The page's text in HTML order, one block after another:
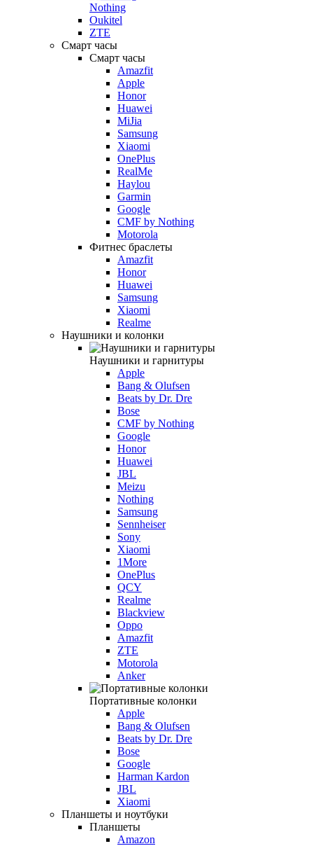
Nothing
Oukitel
ZTE
Смарт часы
Смарт часы
Amazfit
Apple
Honor
Huawei
MiJia
Samsung
Xiaomi
OnePlus
RealMe
Haylou
Garmin
Google
CMF by Nothing
Motorola
Фитнес браслеты
Amazfit
Honor
Huawei
Samsung
Xiaomi
Realme
Наушники и колонки
Наушники и гарнитуры
Apple
Bang & Olufsen
Beats by Dr. Dre
Bose
CMF by Nothing
Google
Honor
Huawei
JBL
Meizu
Nothing
Samsung
Sennheiser
Sony
Xiaomi
1More
OnePlus
QCY
Realme
Blackview
Oppo
Amazfit
ZTE
Motorola
Anker
Портативные колонки
Apple
Bang & Olufsen
Beats by Dr. Dre
Bose
Google
Harman Kardon
JBL
Xiaomi
Планшеты и ноутбуки
Планшеты
Amazon